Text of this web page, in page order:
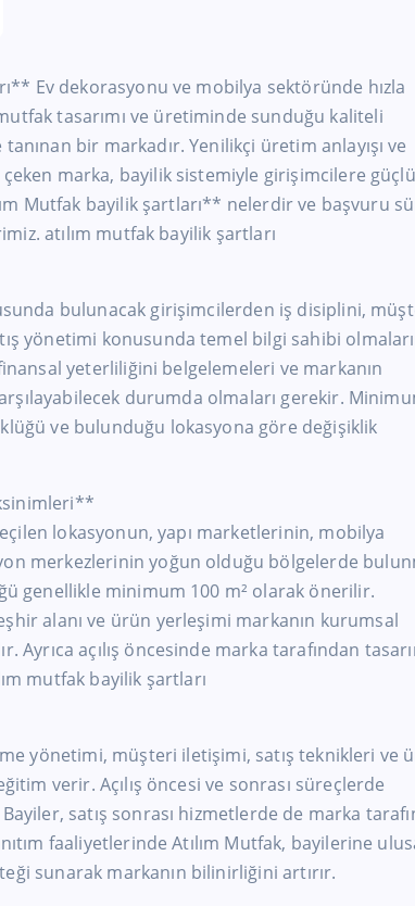
Ev dekorasyonu ve mobilya sektöründe hızla
tasarımı ve üretiminde sunduğu kaliteli
bir markadır. Yenilikçi üretim anlayışı ve
marka, bayilik sistemiyle girişimcilere
Mutfak bayilik şartları** nelerdir ve başvuru
atılım mutfak bayilik şartları
bulunacak girişimcilerden iş disiplini,
yönetimi konusunda temel bilgi sahibi
yeterliliğini belgelemeleri ve markanın
durumda olmaları gerekir.
ve bulunduğu lokasyona göre değişiklik
lokasyonun, yapı marketlerinin, mobilya
merkezlerinin yoğun olduğu bölgelerde
genellikle minimum 100 m² olarak önerilir.
alanı ve ürün yerleşimi markanın kurumsal
Ayrıca açılış öncesinde marka tarafından
mutfak bayilik şartları
yönetimi, müşteri iletişimi, satış teknikleri ve
verir. Açılış öncesi ve sonrası süreçlerde
satış sonrası hizmetlerde de marka
faaliyetlerinde Atılım Mutfak, bayilerine
sunarak markanın bilinirliğini artırır.